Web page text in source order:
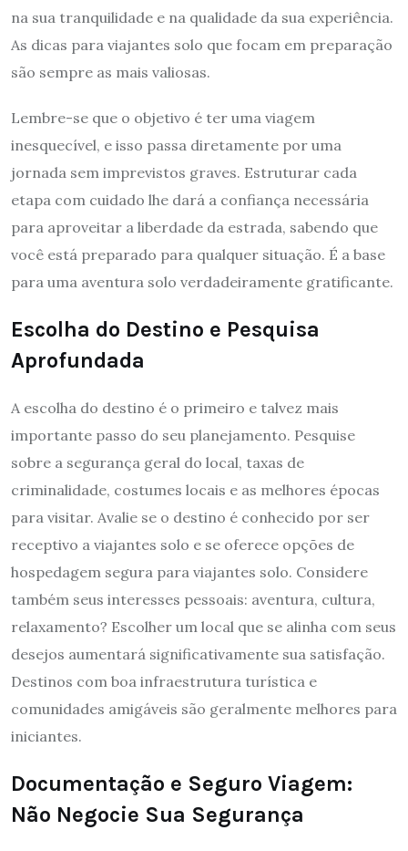
na sua tranquilidade e na qualidade da sua experiência.
As dicas para viajantes solo que focam em preparação
são sempre as mais valiosas.
Lembre-se que o objetivo é ter uma viagem
inesquecível, e isso passa diretamente por uma
jornada sem imprevistos graves. Estruturar cada
etapa com cuidado lhe dará a confiança necessária
para aproveitar a liberdade da estrada, sabendo que
você está preparado para qualquer situação. É a base
para uma aventura solo verdadeiramente gratificante.
Escolha do Destino e Pesquisa
Aprofundada
A escolha do destino é o primeiro e talvez mais
importante passo do seu planejamento. Pesquise
sobre a segurança geral do local, taxas de
criminalidade, costumes locais e as melhores épocas
para visitar. Avalie se o destino é conhecido por ser
receptivo a viajantes solo e se oferece opções de
hospedagem segura para viajantes solo. Considere
também seus interesses pessoais: aventura, cultura,
relaxamento? Escolher um local que se alinha com seus
desejos aumentará significativamente sua satisfação.
Destinos com boa infraestrutura turística e
comunidades amigáveis são geralmente melhores para
iniciantes.
Documentação e Seguro Viagem:
Não Negocie Sua Segurança